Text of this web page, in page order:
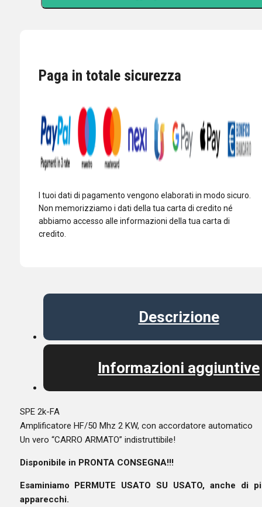
MHZ
ACCORDATORE
AUTOMATICO
quantità
Paga in totale sicurezza
I tuoi dati di pagamento vengono elaborati in modo sicuro.
Non memorizziamo i dati della tua carta di credito né
abbiamo accesso alle informazioni della tua carta di
credito.
Descrizione
Informazioni aggiuntive
SPE 2k-FA
Amplificatore HF/50 Mhz 2 KW, con accordatore automatico
Un vero “CARRO ARMATO” indistruttibile!
Disponibile in PRONTA CONSEGNA!!!
Esaminiamo PERMUTE USATO SU USATO, anche di
apparecchi.